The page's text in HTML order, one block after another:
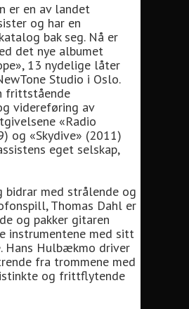
er en av landet
og har en
bak seg. Nå er
det nye albumet
13 nydelige låter
Studio i Oslo.
frittstående
videreføring av
«Radio
og «Skydive» (2011)
eget selskap,
bidrar med strålende og
Thomas Dahl er
og pakker gitaren
instrumentene med sitt
Hans Hulbækmo driver
fra trommene med
og frittflytende